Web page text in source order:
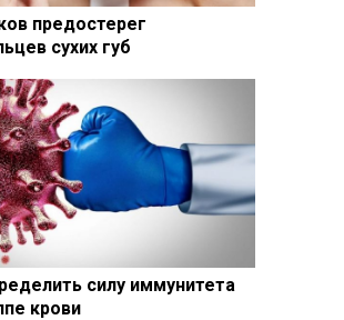
предостерег
сухих губ
силу иммунитета
крови